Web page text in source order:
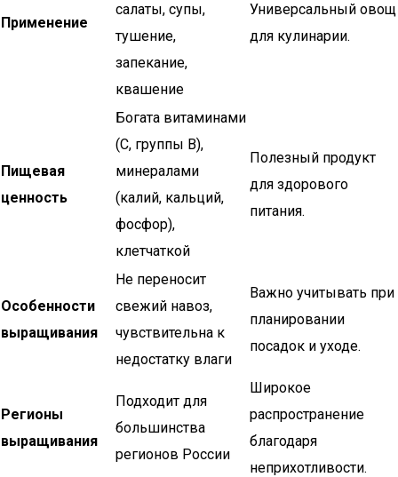
Применение
салаты, супы,
тушение,
запекание,
квашение
Универсальный овощ
для кулинарии.
Пищевая
ценность
Богата витаминами
(С, группы В),
минералами
(калий, кальций,
фосфор),
клетчаткой
Полезный продукт
для здорового
питания.
Особенности
выращивания
Не переносит
свежий навоз,
чувствительна к
недостатку влаги
Важно учитывать при
планировании
посадок и уходе.
Регионы
выращивания
Подходит для
большинства
регионов России
Широкое
распространение
благодаря
неприхотливости.